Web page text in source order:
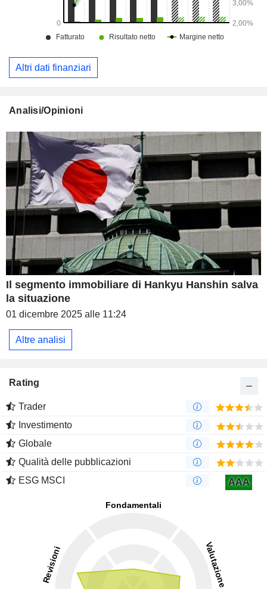
Altri dati finanziari
Analisi/Opinioni
Il segmento immobiliare di Hankyu Hanshin salva
la situazione
01 dicembre 2025 alle 11:24
Altre analisi
Rating
Trader
Investimento
Globale
Qualità delle pubblicazioni
ESG MSCI
AAA